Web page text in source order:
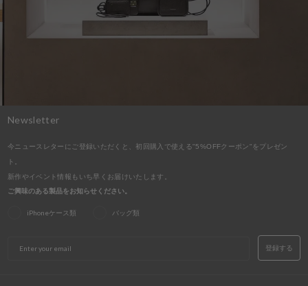
Newsletter
今ニュースレターにご登録いただくと、初回購入で使える"5%OFFクーポン"をプレゼン
ト。
新作やイベント情報もいち早くお届けいたします。
ご興味のある製品をお知らせください。
iPhoneケース類 バッグ類
登録する